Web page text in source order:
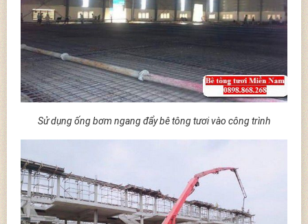
Sử dụng ống bơm ngang đẩy bê tông tươi vào công trình